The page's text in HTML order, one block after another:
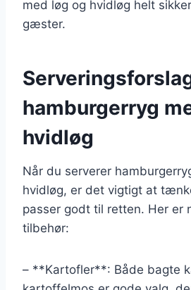
med løg og hvidløg helt
gæster.
hamburgerryg
hvidløg
Når du serverer
hvidløg, er det vigtigt at
passer godt til retten. Her er
tilbehør:
– **Kartofler**: Både bagte